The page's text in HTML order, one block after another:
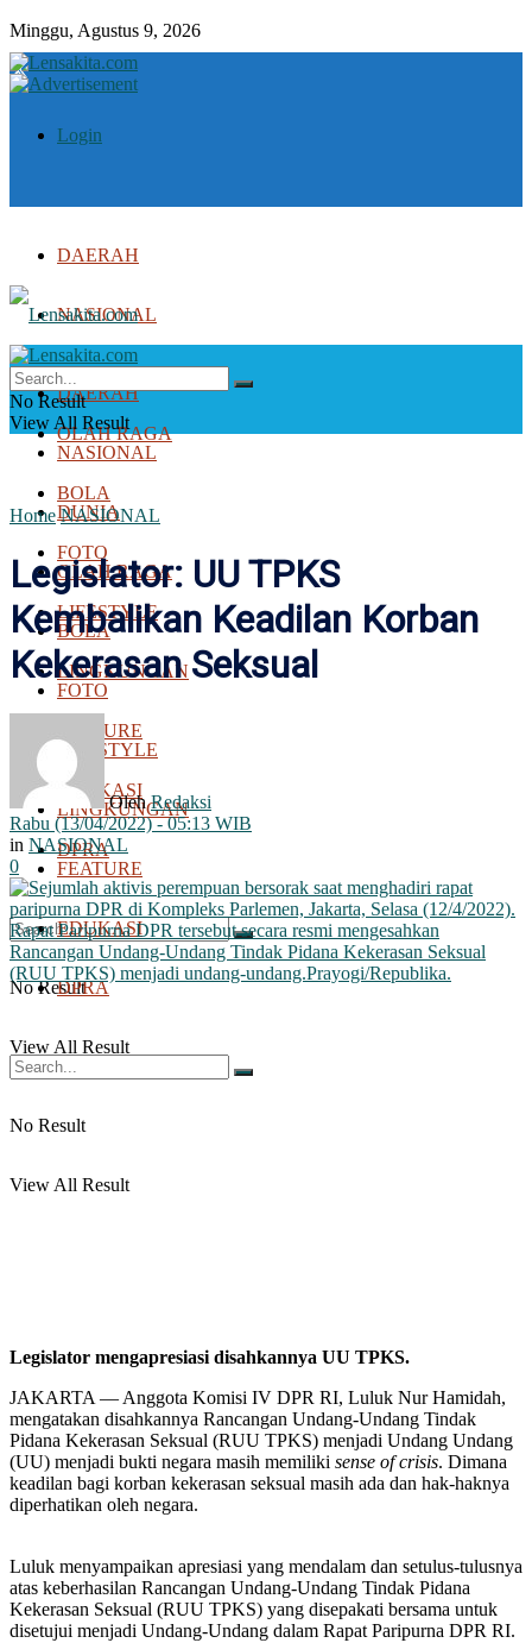
Minggu, Agustus 9, 2026
Login
DAERAH
NASIONAL
DUNIA
OLAH RAGA
BOLA
FOTO
LIFESTYLE
LINGKUNGAN
FEATURE
EDUKASI
DPRA
No Result
View All Result
DAERAH
NASIONAL
DUNIA
OLAH RAGA
BOLA
FOTO
LIFESTYLE
LINGKUNGAN
FEATURE
EDUKASI
DPRA
No Result
View All Result
No Result
View All Result
Home NASIONAL
Legislator: UU TPKS
Kembalikan Keadilan Korban
Kekerasan Seksual
Oleh Redaksi
Rabu (13/04/2022) - 05:13 WIB
in NASIONAL
0
Legislator mengapresiasi disahkannya UU TPKS.
JAKARTA — Anggota Komisi IV DPR RI, Luluk Nur Hamidah,
mengatakan disahkannya Rancangan Undang-Undang Tindak
Pidana Kekerasan Seksual (RUU TPKS) menjadi Undang Undang
(UU) menjadi bukti negara masih memiliki sense of crisis. Dimana
keadilan bagi korban kekerasan seksual masih ada dan hak-haknya
diperhatikan oleh negara.
Luluk menyampaikan apresiasi yang mendalam dan setulus-tulusnya
atas keberhasilan Rancangan Undang-Undang Tindak Pidana
Kekerasan Seksual (RUU TPKS) yang disepakati bersama untuk
disetujui menjadi Undang-Undang dalam Rapat Paripurna DPR RI.